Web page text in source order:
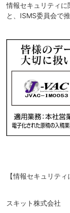
情報セキュリティ
と、ISMS委員会で
【情報セキュリテ
スキット株式会社